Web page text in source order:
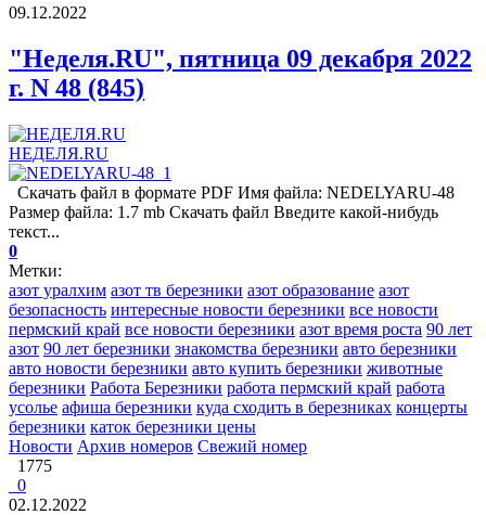
09.12.2022
"Неделя.RU", пятница 09 декабря 2022
г. N 48 (845)
НЕДЕЛЯ.RU
Скачать файл в формате PDF Имя файла: NEDELYARU-48
Размер файла: 1.7 mb Скачать файл Введите какой-нибудь
текст...
0
Метки:
азот уралхим азот тв березники азот образование азот
безопасность интересные новости березники все новости
пермский край все новости березники азот время роста 90 лет
азот 90 лет березники знакомства березники авто березники
авто новости березники авто купить березники животные
березники Работа Березники работа пермский край работа
усолье афиша березники куда сходить в березниках концерты
березники каток березники цены
Новости Архив номеров Свежий номер
1775
0
02.12.2022